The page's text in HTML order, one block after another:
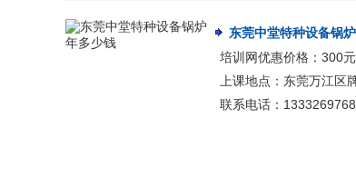
东莞中堂特种设备锅
培训网优惠价格：300元
上课地点：东莞万江区
联系电话：